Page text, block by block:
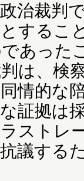
治裁判
するこ
あった
は、検
情的な
証拠は
ストレ
議する